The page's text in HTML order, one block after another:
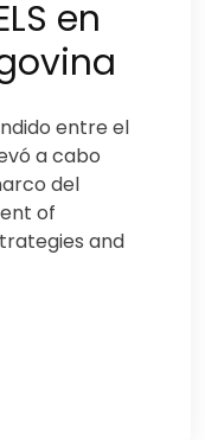
en
entre el
a cabo
del
of
and